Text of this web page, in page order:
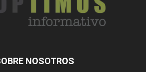
NOSOTROS